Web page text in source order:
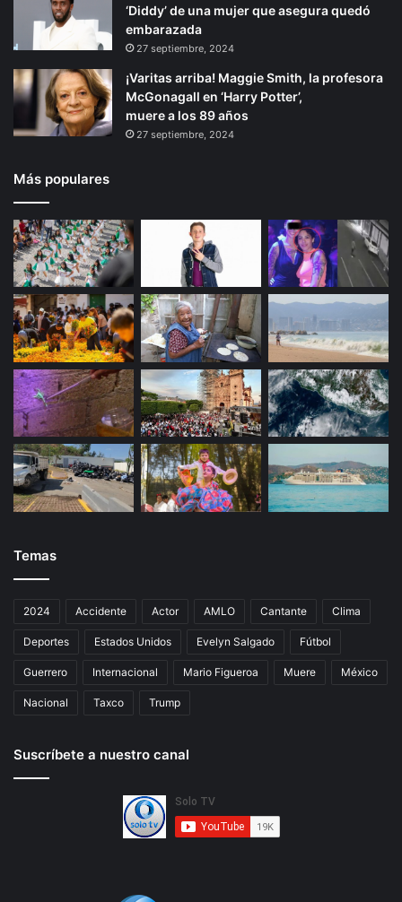
‘Diddy’ de una mujer que asegura quedó
embarazada
27 septiembre, 2024
¡Varitas arriba! Maggie Smith, la profesora
McGonagall en ‘Harry Potter’,
muere a los 89 años
27 septiembre, 2024
Más populares
Temas
2024 Accidente Actor AMLO Cantante Clima
Deportes Estados Unidos Evelyn Salgado Fútbol
Guerrero Internacional Mario Figueroa Muere México
Nacional Taxco Trump
Suscríbete a nuestro canal